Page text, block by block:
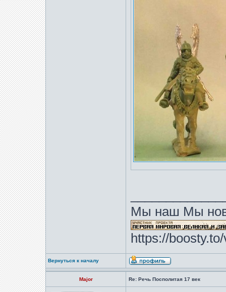
Мы наш Мы
https://
Вернуться к началу
Major Re: Речь Посполитая 17 век